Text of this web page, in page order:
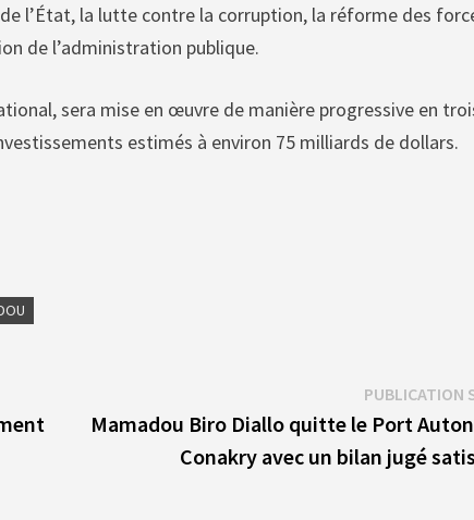
l’État, la lutte contre la corruption, la réforme des
de l’administration publique.
sera mise en œuvre de manière progressive en
estimés à environ 75 milliards de dollars.
PUBLICATION
Mamadou Biro Diallo quitte le Port
Conakry avec un bilan jugé